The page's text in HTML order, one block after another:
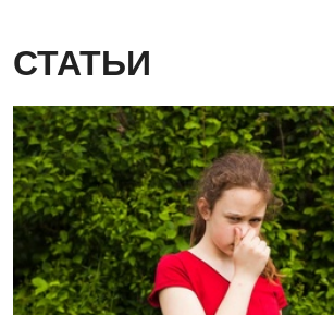
Оториноларингология
Офтальмологическое отделение
Проктология
Пульмонология
Ревматология
Терапия
СТАТЬИ